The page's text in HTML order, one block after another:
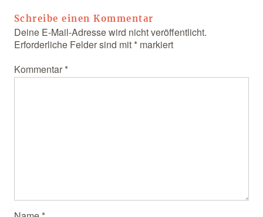
Schreibe einen Kommentar
Deine E-Mail-Adresse wird nicht veröffentlicht.
Erforderliche Felder sind mit *markiert
Kommentar *